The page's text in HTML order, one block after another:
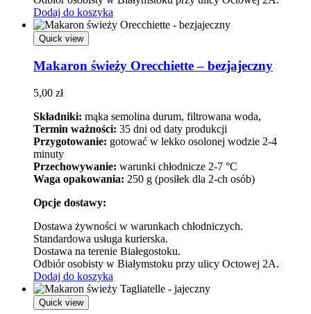
Dodaj do koszyka
Quick view
Makaron świeży Orecchiette – bezjajeczny
5,00 zł
Składniki: mąka semolina durum, filtrowana woda,
Termin ważności: 35 dni od daty produkcji
Przygotowanie: gotować w lekko osolonej wodzie 2-4
minuty
Przechowywanie: warunki chłodnicze 2-7 °C
Waga opakowania: 250 g (posiłek dla 2-ch osób)
Opcje dostawy:
Dostawa żywności w warunkach chłodniczych.
Standardowa usługa kurierska.
Dostawa na terenie Białegostoku.
Odbiór osobisty w Białymstoku przy ulicy Octowej 2A.
Dodaj do koszyka
Quick view